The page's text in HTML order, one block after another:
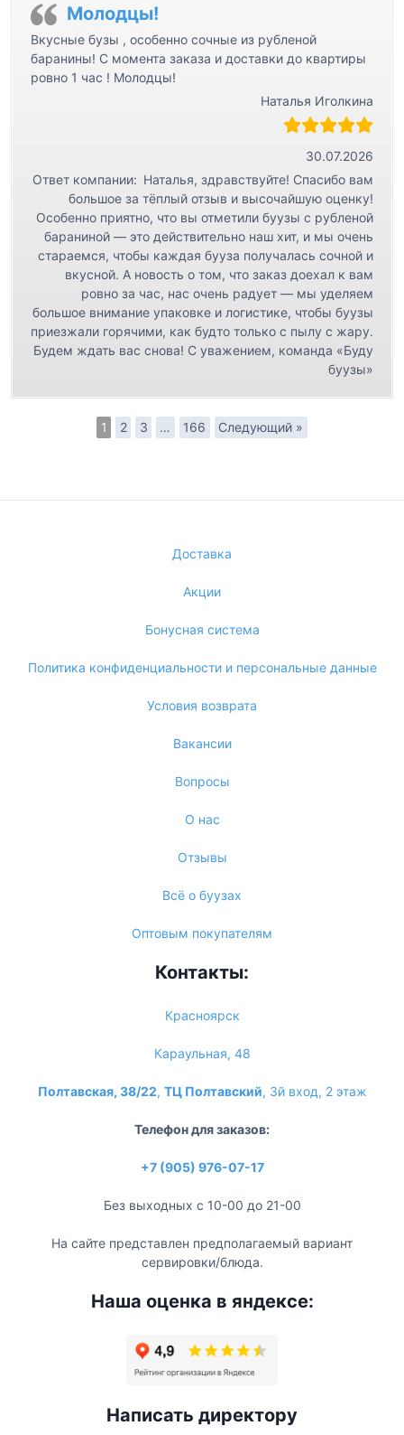
Молодцы!
Вкусные бузы , особенно сочные из рубленой
баранины! С момента заказа и доставки до квартиры
ровно 1 час ! Молодцы!
Наталья Иголкина
30.07.2026
Ответ компании: Наталья, здравствуйте! Спасибо вам
большое за тёплый отзыв и высочайшую оценку!
Особенно приятно, что вы отметили буузы с рубленой
бараниной — это действительно наш хит, и мы очень
стараемся, чтобы каждая бууза получалась сочной и
вкусной. А новость о том, что заказ доехал к вам
ровно за час, нас очень радует — мы уделяем
большое внимание упаковке и логистике, чтобы буузы
приезжали горячими, как будто только с пылу с жару.
Будем ждать вас снова! С уважением, команда «Буду
буузы»
1 2 3 … 166 Следующий »
Доставка
Акции
Бонусная система
Политика конфиденциальности и персональные данные
Условия возврата
Вакансии
Вопросы
О нас
Отзывы
Всё о буузах
Оптовым покупателям
Контакты:
Красноярск
Караульная, 48
Полтавская, 38/22, ТЦ Полтавский, 3й вход, 2 этаж
Телефон для заказов:
+7 (905) 976-07-17
Без выходных с 10-00 до 21-00
На сайте представлен предполагаемый вариант
сервировки/блюда.
Наша оценка в яндексе:
Написать директору